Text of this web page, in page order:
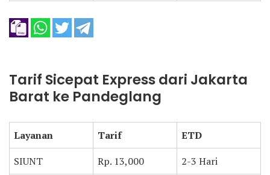
Tarif Sicepat Express dari Jakarta
Barat ke Pandeglang
Layanan Tarif
ETD
SIUNT
Rp. 13,000
2-3 Hari